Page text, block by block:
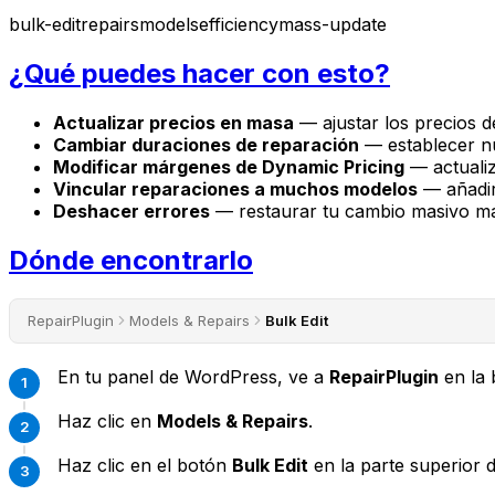
bulk-editrepairsmodelsefficiencymass-update
¿Qué puedes hacer con esto?
Actualizar precios en masa — ajustar los precios
Cambiar duraciones de reparación — establecer
Modificar márgenes de Dynamic Pricing —
Vincular reparaciones a muchos modelos —
Deshacer errores — restaurar tu cambio masivo
Dónde encontrarlo
RepairPlugin Models & Repairs Bulk Edit
En tu panel de WordPress, ve a RepairPlugin en la
Haz clic en Models & Repairs.
Haz clic en el botón Bulk Edit en la parte superior